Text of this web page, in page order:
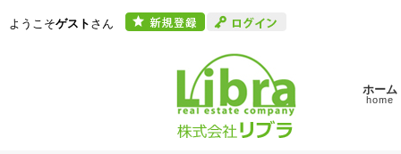
ようこそゲスト さん
ホーム
home